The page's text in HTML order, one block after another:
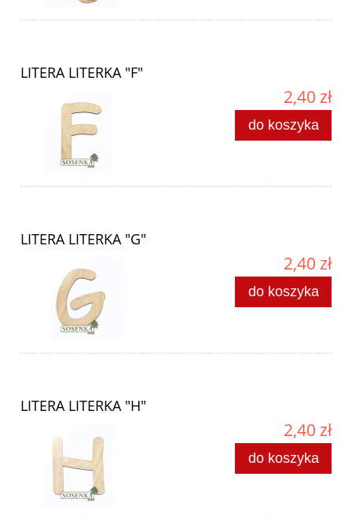
LITERA LITERKA "F"
2,40 zł
do koszyka
LITERA LITERKA "G"
2,40 zł
do koszyka
LITERA LITERKA "H"
2,40 zł
do koszyka